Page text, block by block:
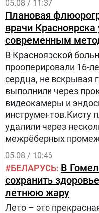
05.08 / 11:37
Плановая
врачи Красноярска
современным
В Красноярской
прооперировали 16-
сердца, не вскрывая
выполнили через
видеокамеры и
инструментов.Кисту
удалили через
межрёберных
05.08 / 10:46
БЕЛАРУСЬ В
сохранить
летнюю жару
Лето – это